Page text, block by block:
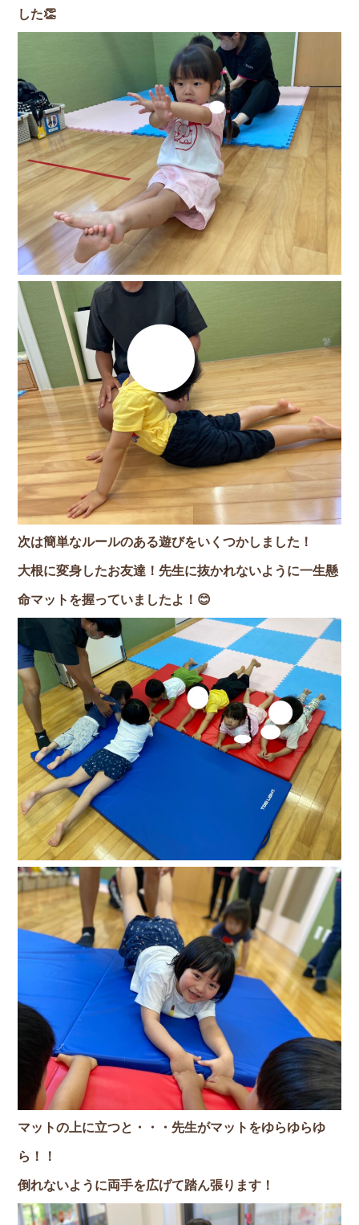
した👏
次は簡単なルールのある遊びをいくつかしました！
大根に変身したお友達！先生に抜かれないように一生懸
命マットを握っていましたよ！😊
マットの上に立つと・・・先生がマットをゆらゆらゆ
ら！！
倒れないように両手を広げて踏ん張ります！